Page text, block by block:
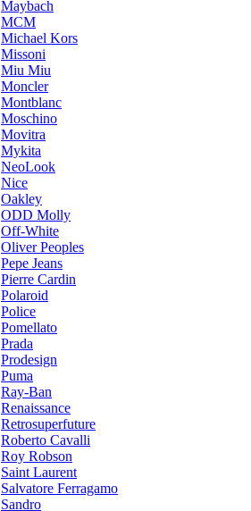
Maybach
MCM
Michael Kors
Missoni
Miu Miu
Moncler
Montblanc
Moschino
Movitra
Mykita
NeoLook
Nice
Oakley
ODD Molly
Off-White
Oliver Peoples
Pepe Jeans
Pierre Cardin
Polaroid
Police
Pomellato
Prada
Prodesign
Puma
Ray-Ban
Renaissance
Retrosuperfuture
Roberto Cavalli
Roy Robson
Saint Laurent
Salvatore Ferragamo
Sandro